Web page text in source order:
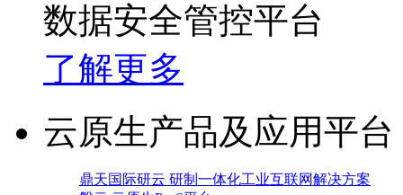
数据安全管控平台
了解更多
云原生产品及应用平台
鼎天国际研云 研制一体化工业互联网解决方案